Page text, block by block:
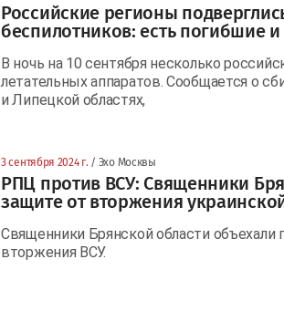
Российские регионы
беспилотников: есть погибшие
В ночь на 10 сентября несколько
летательных аппаратов. Сообщается о
и Липецкой областях,
3 сентября 2024 г. / Эхо Москвы
РПЦ против ВСУ: Священники
защите от вторжения
Священники Брянской области объехали
вторжения ВСУ.